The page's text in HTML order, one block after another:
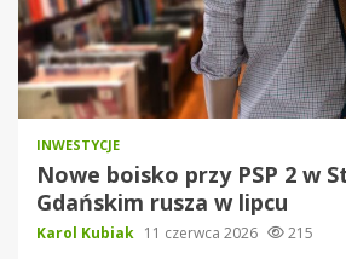
INWESTYCJE
Nowe boisko przy PSP 2 w
Gdańskim rusza w lipcu
Karol Kubiak 11 czerwca 2026 215